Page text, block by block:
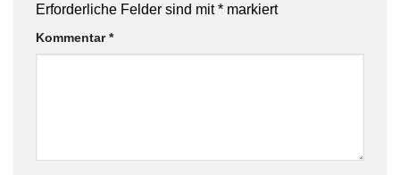
Erforderliche Felder sind mit* markiert
Kommentar*